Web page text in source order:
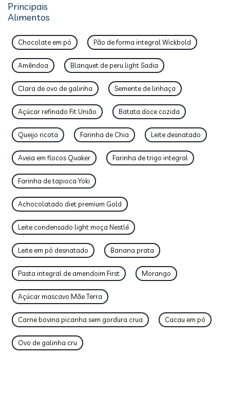
Principais
Alimentos
Chocolate em pó Pão de forma integral Wickbold
Amêndoa Blanquet de peru light Sadia
Clara de ovo de galinha Semente de linhaça
Açúcar refinado Fit União Batata doce cozida
Queijo ricota Farinha de Chia Leite desnatado
Aveia em flocos Quaker Farinha de trigo integral
Farinha de tapioca Yoki
Achocolatado diet premium Gold
Leite condensado light moça Nestlé
Leite em pó desnatado Banana prata
Pasta integral de amendoim First Morango
Açúcar mascavo Mãe Terra
Carne bovina picanha sem gordura crua Cacau em pó
Ovo de galinha cru